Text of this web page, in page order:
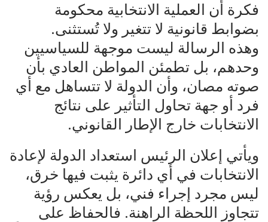
فكرة أن العملية الانتخابية محكومة
بضوابط قانونية لا تتغير ولا تُستثنى.
وهذه الرسالة ليست موجهة للسياسيين
وحدهم، بل تطمئن المواطن العادي بأن
صوته مصان، وأن الدولة لا تتساهل مع أي
فرد أو جهة تحاول التأثير على نتائج
الانتخابات خارج الإطار القانوني.
ويأتي إعلان الرئيس استعداد الدولة لإعادة
الانتخابات في أي دائرة يثبت فيها خرق،
ليس مجرد إجراء فني، بل يعكس رؤية
تتجاوز اللحظة الراهنة. فالحفاظ على